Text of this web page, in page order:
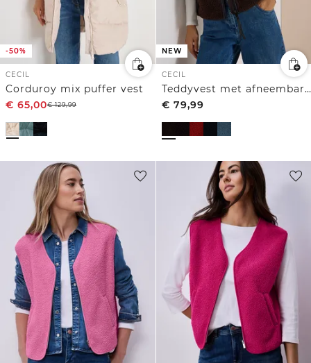
-50%
CECIL
Corduroy mix puffer vest
€ 65,00€129,99
NEW
CECIL
Teddyvest met afneembare capuchon
€ 79,99